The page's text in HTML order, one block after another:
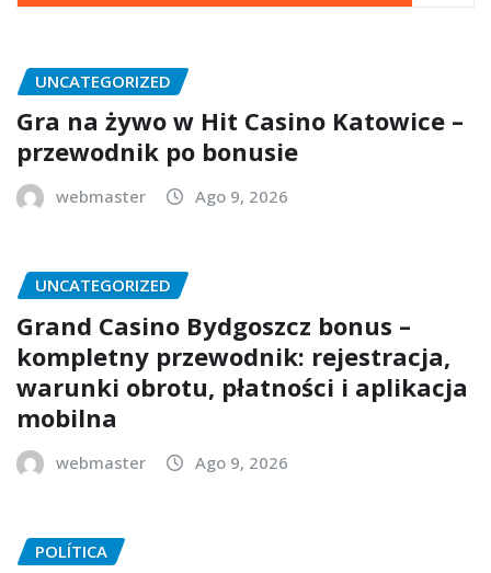
UNCATEGORIZED
Gra na żywo w Hit Casino Katowice –
przewodnik po bonusie
webmaster Ago 9, 2026
UNCATEGORIZED
Grand Casino Bydgoszcz bonus –
kompletny przewodnik: rejestracja,
warunki obrotu, płatności i aplikacja
mobilna
webmaster Ago 9, 2026
POLÍTICA